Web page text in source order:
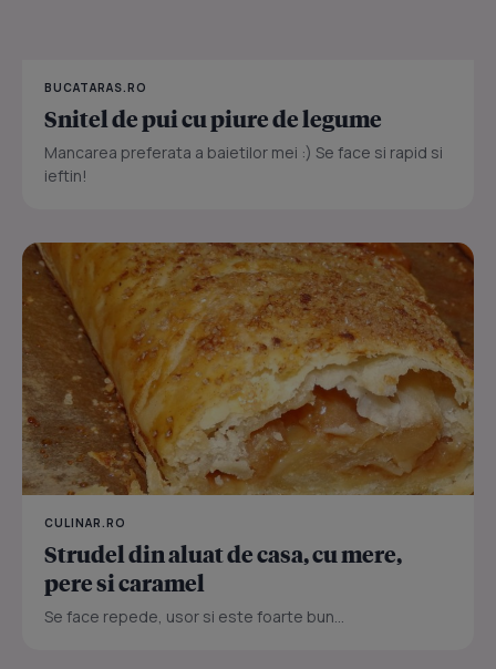
BUCATARAS.RO
Snitel de pui cu piure de legume
Mancarea preferata a baietilor mei :) Se face si rapid si
ieftin!
CULINAR.RO
Strudel din aluat de casa, cu mere,
pere si caramel
Se face repede, usor si este foarte bun...